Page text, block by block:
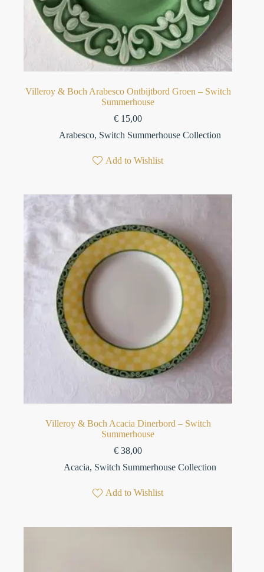
Villeroy & Boch Arabesco Ontbijtbord Groen – Switch
Summerhouse
€ 15,00
Arabesco, Switch Summerhouse Collection
Add to Wishlist
Villeroy & Boch Acacia Dinerbord – Switch
Summerhouse
€ 38,00
Acacia, Switch Summerhouse Collection
Add to Wishlist